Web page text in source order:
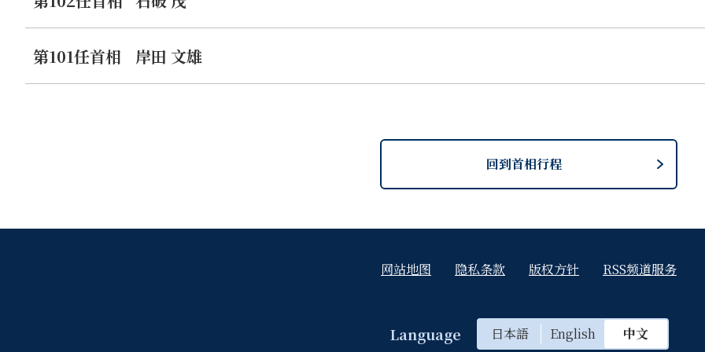
第101任首相
岸田 文雄
回到首相行程
网站地图 隐私条款 版权方针 RSS频道服务
Language 日本語 English 中文